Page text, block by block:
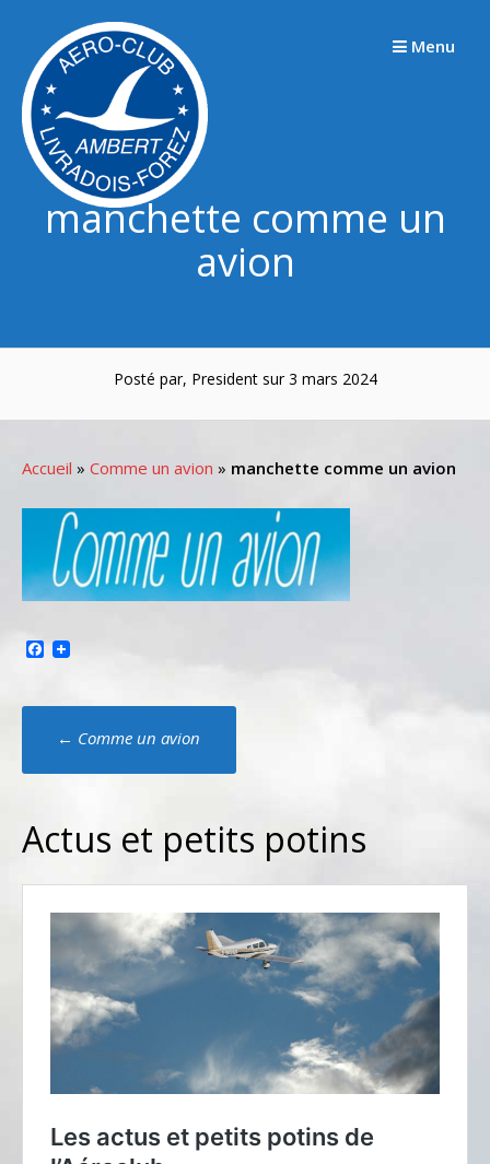
contenu
Menu
manchette comme un
avion
Posté par, President sur 3 mars 2024
Accueil » Comme un avion » manchette comme un avion
Facebook
Poste
navigation
← Comme un avion
Actus et petits potins